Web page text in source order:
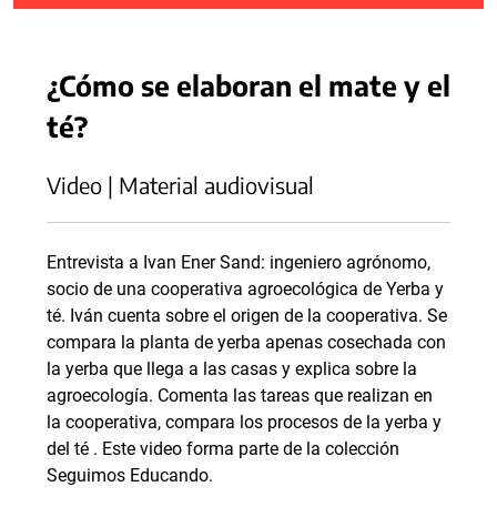
¿Cómo se elaboran el mate y el
té?
Video | Material audiovisual
Entrevista a Ivan Ener Sand: ingeniero agrónomo,
socio de una cooperativa agroecológica de Yerba y
té. Iván cuenta sobre el origen de la cooperativa. Se
compara la planta de yerba apenas cosechada con
la yerba que llega a las casas y explica sobre la
agroecología. Comenta las tareas que realizan en
la cooperativa, compara los procesos de la yerba y
del té . Este video forma parte de la colección
Seguimos Educando.